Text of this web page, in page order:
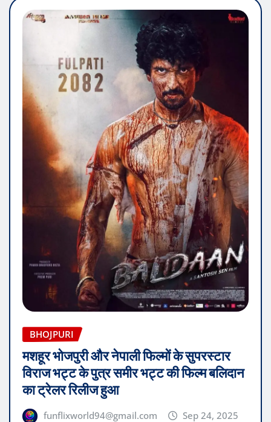
BHOJPURI
मशहूर भोजपुरी और नेपाली फिल्मों के सुपरस्टार
विराज भट्ट के पुत्र समीर भट्ट की फिल्म बलिदान
का ट्रेलर रिलीज हुआ
funflixworld94@gmail.com Sep 24, 2025